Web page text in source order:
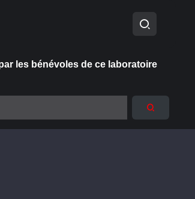
les bénévoles de ce laboratoire